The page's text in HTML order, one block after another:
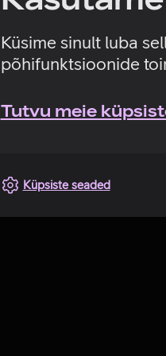
Küsime sinult luba
põhifunktsioonide
Tutvu meie
Küpsiste seaded